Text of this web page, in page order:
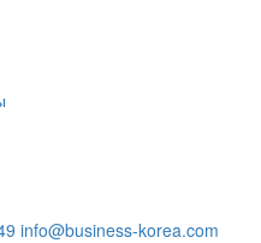
info@business-korea.com